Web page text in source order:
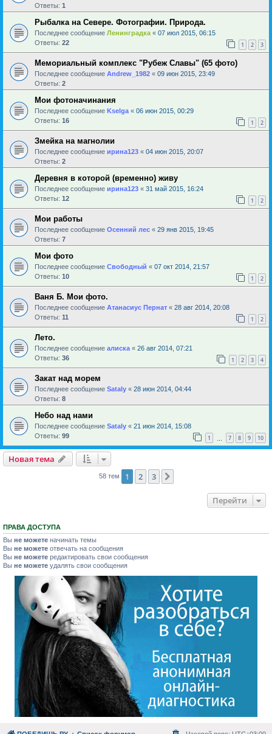
Ответы: 1
Рыбалка на Севере. Фотографии. Природа.
Последнее сообщение Ленинградка « 07 июл 2015, 06:15
Ответы: 22 1 2 3
Мемориальный комплекс "Рубеж Славы" (65 фото)
Последнее сообщение Andrew_1982 « 09 июн 2015, 23:49
Ответы: 2
Мои фотоначинания
Последнее сообщение Kselga « 06 июн 2015, 00:29
Ответы: 16 1 2
Змейка на магнолии
Последнее сообщение ирина123 « 04 июн 2015, 20:07
Ответы: 2
Деревня в которой (временно) живу
Последнее сообщение ирина123 « 31 май 2015, 16:24
Ответы: 12 1 2
Мои работы
Последнее сообщение Осенний лес « 29 янв 2015, 19:45
Ответы: 7
Мои фото
Последнее сообщение Свободный « 07 окт 2014, 21:57
Ответы: 10 1 2
Ваня Б. Мои фото.
Последнее сообщение Атанасиус Пернат « 28 авг 2014, 20:08
Ответы: 11 1 2
Лето.
Последнее сообщение алиска « 26 авг 2014, 07:21
Ответы: 36 1 2 3 4
Закат над морем
Последнее сообщение Sataly « 28 июн 2014, 04:44
Ответы: 8
Небо над нами
Последнее сообщение Sataly « 21 июн 2014, 15:08
Ответы: 99 1 7 8 9 10
Новая тема
58 тем 1 2 3
Перейти
ПРАВА ДОСТУПА
Вы не можете начинать темы
Вы не можете отвечать на сообщения
Вы не можете редактировать свои сообщения
Вы не можете удалять свои сообщения